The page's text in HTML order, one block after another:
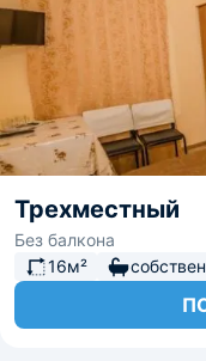
Трехместный
Без балкона
16м²